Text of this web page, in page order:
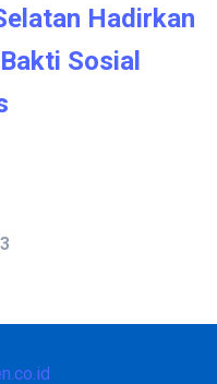
Hadirkan
Sosial
3